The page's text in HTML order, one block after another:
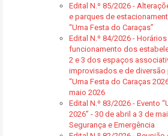
Edital N.º 85/2026 -
e parques de
“Uma Festa do Caraças”
Edital N.º 84/2026 -
funcionamento dos
2 e 3 dos espaços
improvisados e de diversão
“Uma Festa do Caraças
maio 2026
Edital N.º 83/2026 - Evento
2026” - 30 de abril a 3 de
Segurança e Emergência